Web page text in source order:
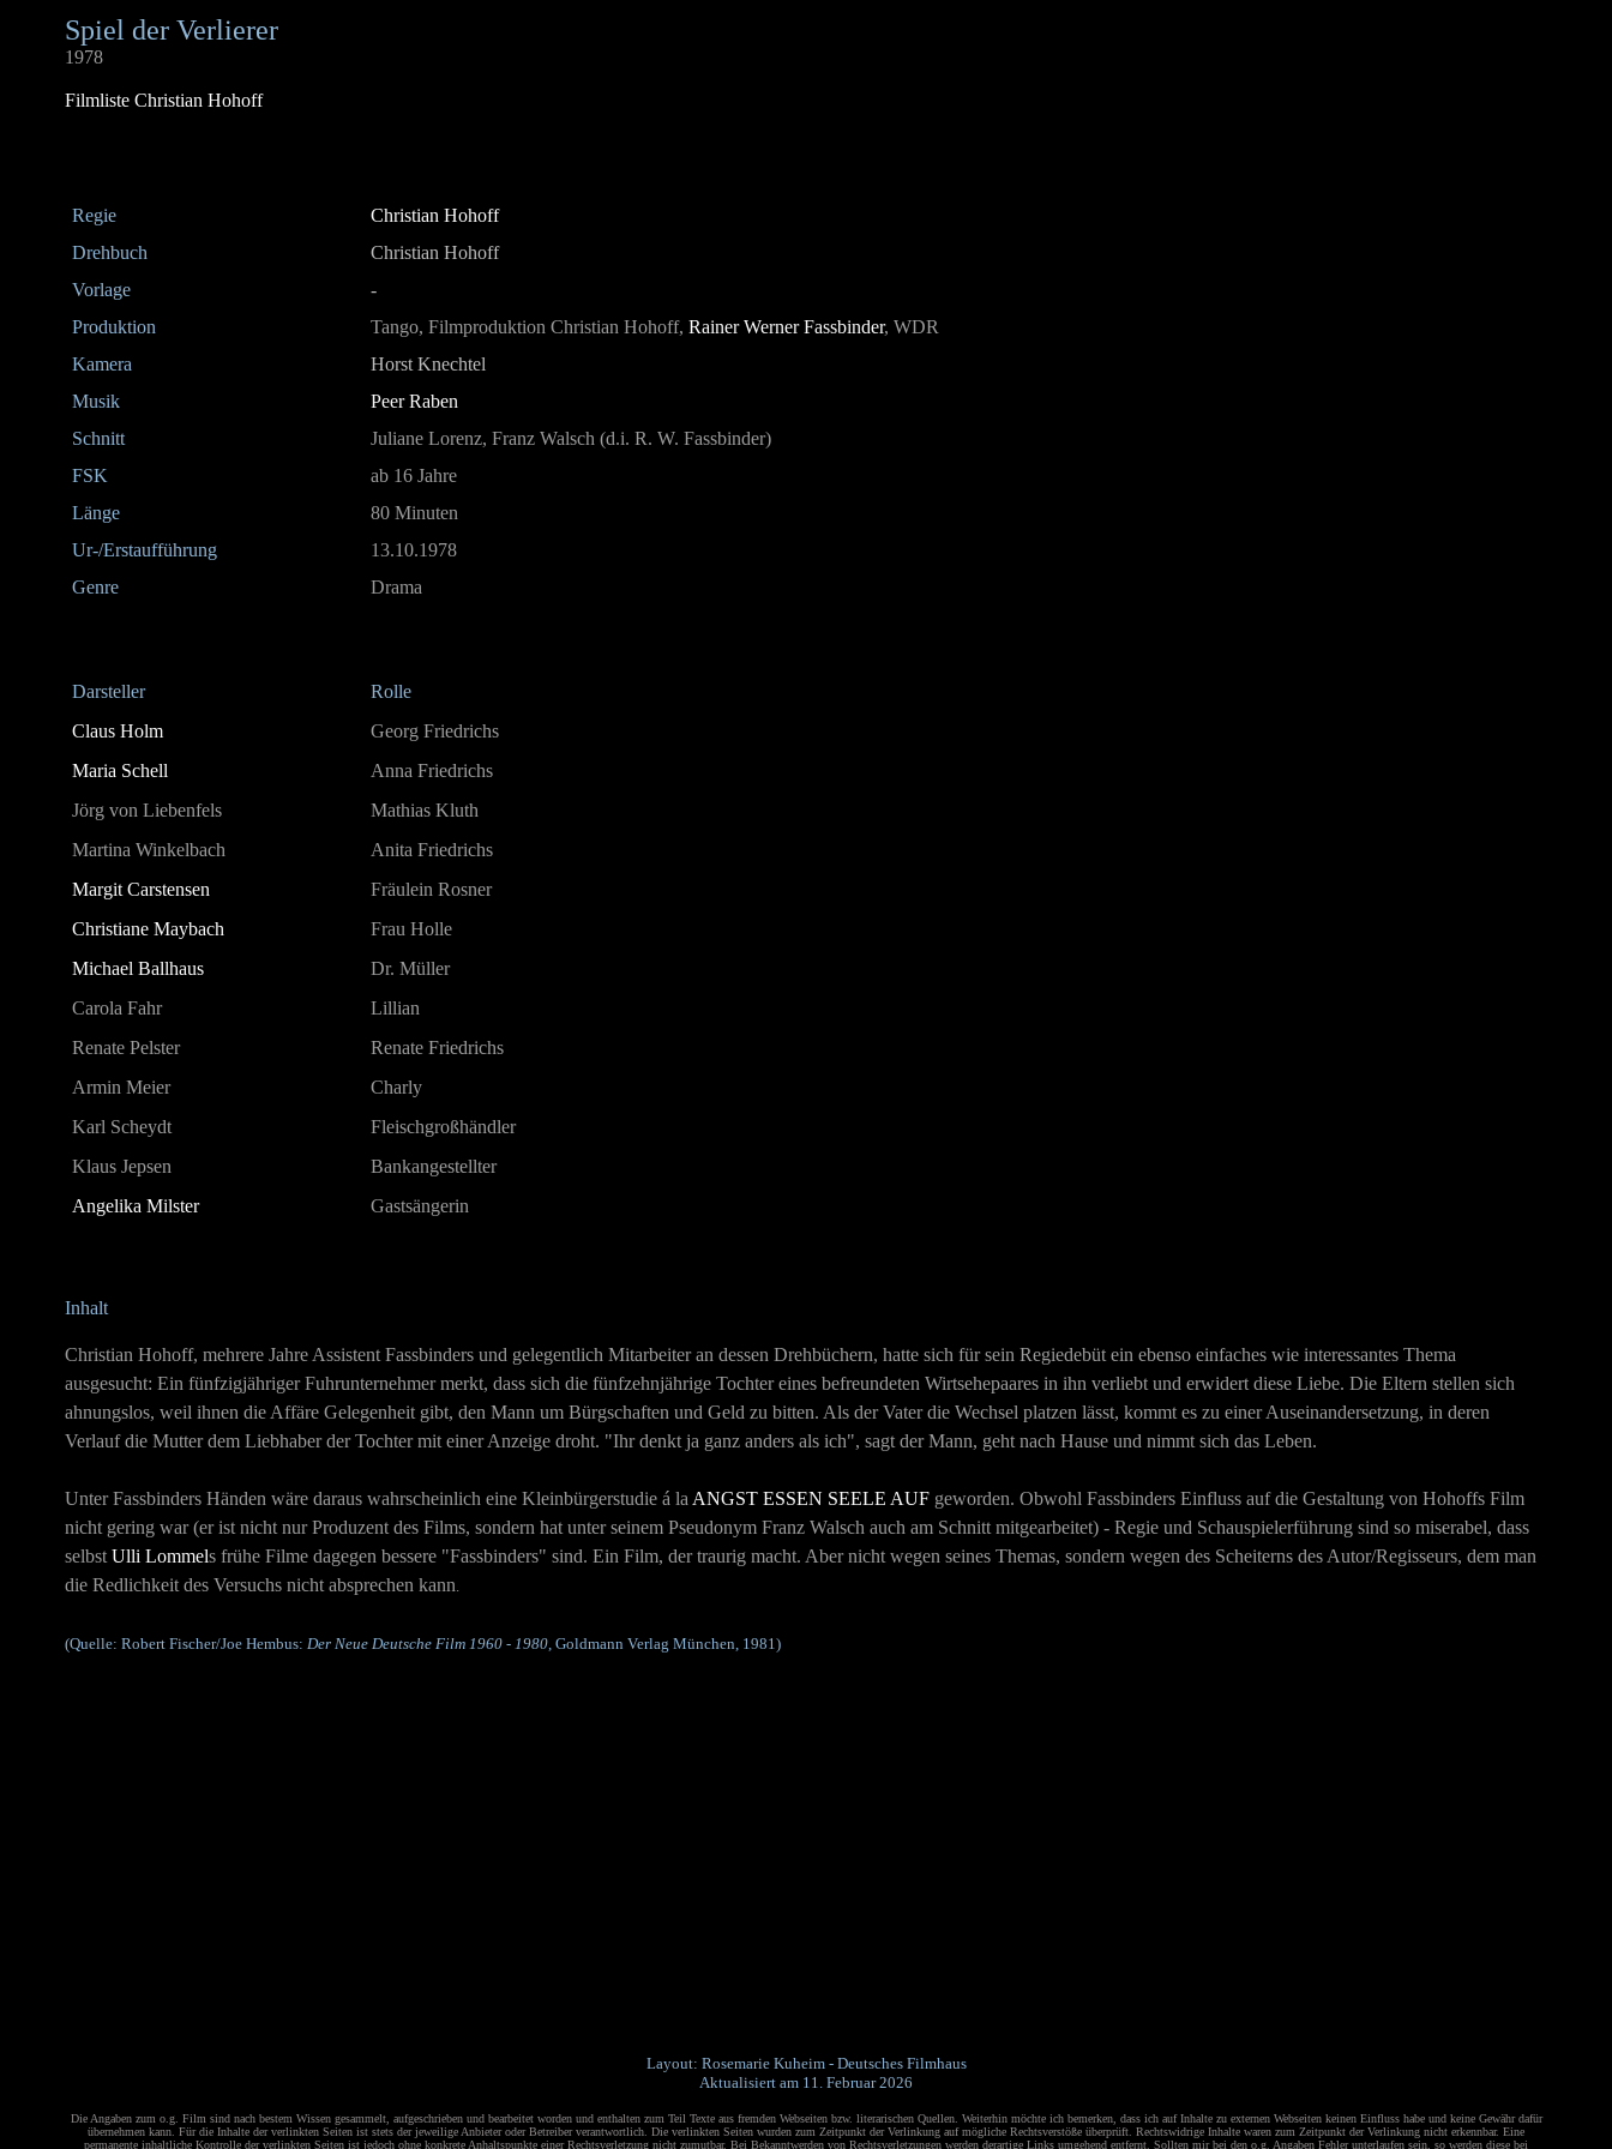
Spiel der Verlierer
1978
Filmliste Christian Hohoff
Regie
Christian Hohoff
Drehbuch
Christian Hohoff
Vorlage
-
Produktion
Tango, Filmproduktion Christian Hohoff, Rainer Werner Fassbinder, WDR
Kamera
Horst Knechtel
Musik
Peer Raben
Schnitt
Juliane Lorenz, Franz Walsch (d.i. R. W. Fassbinder)
FSK
ab 16 Jahre
Länge
80 Minuten
Ur-/Erstaufführung
13.10.1978
Genre
Drama
Darsteller
Rolle
Claus Holm
Georg Friedrichs
Maria Schell
Anna Friedrichs
Jörg von Liebenfels
Mathias Kluth
Martina Winkelbach
Anita Friedrichs
Margit Carstensen
Fräulein Rosner
Christiane Maybach
Frau Holle
Michael Ballhaus
Dr. Müller
Carola Fahr
Lillian
Renate Pelster
Renate Friedrichs
Armin Meier
Charly
Karl Scheydt
Fleischgroßhändler
Klaus Jepsen
Bankangestellter
Angelika Milster
Gastsängerin
Inhalt
Christian Hohoff, mehrere Jahre Assistent Fassbinders und gelegentlich Mitarbeiter an dessen Drehbüchern, hatte sich für sein Regiedebüt ein ebenso einfaches wie interessantes Thema
ausgesucht: Ein fünfzigjähriger Fuhrunternehmer merkt, dass sich die fünfzehnjährige Tochter eines befreundeten Wirtsehepaares in ihn verliebt und erwidert diese Liebe. Die Eltern stellen sich
ahnungslos, weil ihnen die Affäre Gelegenheit gibt, den Mann um Bürgschaften und Geld zu bitten. Als der Vater die Wechsel platzen lässt, kommt es zu einer Auseinandersetzung, in deren
Verlauf die Mutter dem Liebhaber der Tochter mit einer Anzeige droht. "Ihr denkt ja ganz anders als ich", sagt der Mann, geht nach Hause und nimmt sich das Leben.
Unter Fassbinders Händen wäre daraus wahrscheinlich eine Kleinbürgerstudie á la ANGST ESSEN SEELE AUF geworden. Obwohl Fassbinders Einfluss auf die Gestaltung von Hohoffs Film
nicht gering war (er ist nicht nur Produzent des Films, sondern hat unter seinem Pseudonym Franz Walsch auch am Schnitt mitgearbeitet) - Regie und Schauspielerführung sind so miserabel, dass
selbst Ulli Lommels frühe Filme dagegen bessere "Fassbinders" sind. Ein Film, der traurig macht. Aber nicht wegen seines Themas, sondern wegen des Scheiterns des Autor/Regisseurs, dem man
die Redlichkeit des Versuchs nicht absprechen kann.
(Quelle: Robert Fischer/Joe Hembus: Der Neue Deutsche Film 1960 - 1980, Goldmann Verlag München, 1981)
Layout: Rosemarie Kuheim - Deutsches Filmhaus
Aktualisiert am 11. Februar 2026
Die Angaben zum o.g. Film sind nach bestem Wissen gesammelt, aufgeschrieben und bearbeitet worden und enthalten zum Teil Texte aus fremden Webseiten bzw. literarischen Quellen. Weiterhin möchte ich bemerken, dass ich auf Inhalte zu externen Webseiten keinen Einfluss habe und keine Gewähr dafür
übernehmen kann. Für die Inhalte der verlinkten Seiten ist stets der jeweilige Anbieter oder Betreiber verantwortlich. Die verlinkten Seiten wurden zum Zeitpunkt der Verlinkung auf mögliche Rechtsverstöße überprüft. Rechtswidrige Inhalte waren zum Zeitpunkt der Verlinkung nicht erkennbar. Eine
permanente inhaltliche Kontrolle der verlinkten Seiten ist jedoch ohne konkrete Anhaltspunkte einer Rechtsverletzung nicht zumutbar. Bei Bekanntwerden von Rechtsverletzungen werden derartige Links umgehend entfernt. Sollten mir bei den o.g. Angaben Fehler unterlaufen sein, so werden diese bei